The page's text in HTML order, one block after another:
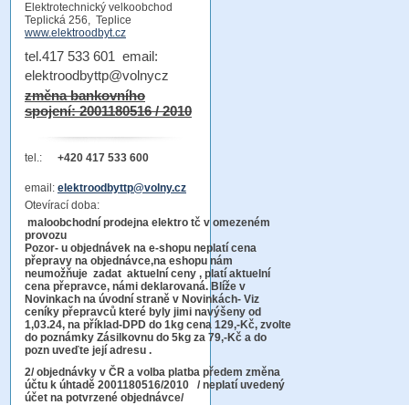
Elektrotechnický velkoobchod
Teplická 256, Teplice
www.elektroodbyt.cz
tel.417 533 601 email:
elektroodbyttp@volnycz
změna bankovního
spojení: 2001180516 / 2010
tel.: +420 417 533 600
email: elektroodbyttp@volny.cz
Otevírací doba:
maloobchodní prodejna elektro tč v omezeném
provozu
Pozor- u objednávek na e-shopu neplatí cena
přepravy na objednávce,na eshopu nám
neumožňuje zadat aktuelní ceny , platí aktuelní
cena přepravce, námi deklarovaná. Blíže v
Novinkach na úvodní straně v Novinkách- Viz
ceníky přepravců které byly jimi navýšeny od
1,03.24, na příklad-DPD do 1kg cena 129,-Kč, zvolte
do poznámky Zásilkovnu do 5kg za 79,-Kč a do
pozn uveďte její adresu .
2/ objednávky v ČR a volba platba předem změna
účtu k úhtadě 2001180516/2010 / neplatí uvedený
účet na potvrzené objednávce/